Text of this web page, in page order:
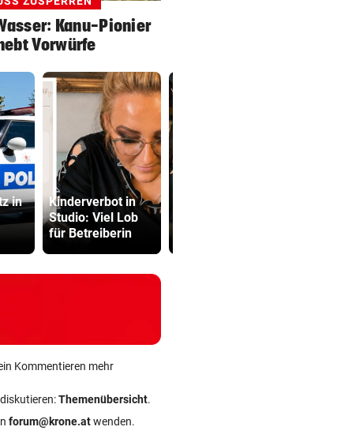
Kanu-Pionier
Vorwürfe
in
Kinderverbot in
Studio: Viel Lob
für Betreiberin
Kommentieren mehr
Themenübersicht.
forum@krone.atwenden.